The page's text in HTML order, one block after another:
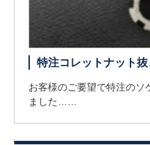
特注コレットナット抜
お客様のご要望で特注のソ
ました……